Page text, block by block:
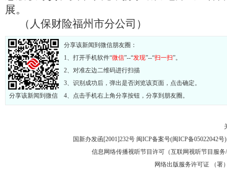
展。
（人保财险福州市分公司）
分享该新闻到微信
分享该新闻到微信朋友圈：
1、打开手机软件“微信”--“发现”--“扫一扫”。
2、对准左边二维码进行扫描
3、识别成功后，弹出是否浏览该页面，点击确定。
4、点击手机右上角分享按钮，分享到朋友圈。
国新办发函[2001]232号 闽ICP备案号(闽ICP备05022042号
信息网络传播视听节目许可（互联网视听节目服
网络出版服务许可证 （署